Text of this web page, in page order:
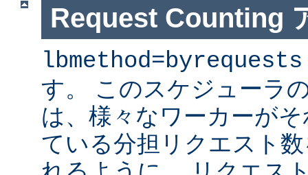
Request Counting
lbmethod=byrequests
す。 このスケジューラ
は、様々なワーカーが
ている分担リクエスト